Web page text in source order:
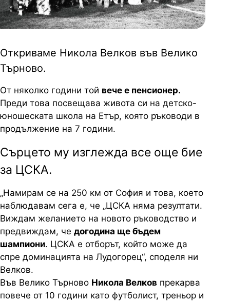
Откриваме Никола Велков във Велико
Търново.
От няколко години той вече е пенсионер.
Преди това посвещава живота си на детско-
юношеската школа на Етър, която ръководи в
продължение на 7 години.
Сърцето му изглежда все още бие
за ЦСКА.
„Намирам се на 250 км от София и това, което
наблюдавам сега е, че „ЦСКА няма резултати.
Виждам желанието на новото ръководство и
предвиждам, че догодина ще бъдем
шампиони. ЦСКА е отборът, който може да
спре доминацията на Лудогорец“, споделя ни
Велков.
Във Велико Търново Никола Велков прекарва
повече от 10 години като футболист, треньор и